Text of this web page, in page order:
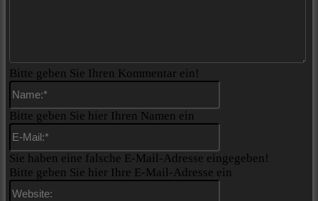
Bitte geben Sie Ihren Kommentar ein!
Bitte geben Sie hier Ihren Namen ein
Sie haben eine falsche E-Mail-Adresse eingegeben!
Bitte geben Sie hier Ihre E-Mail-Adresse ein